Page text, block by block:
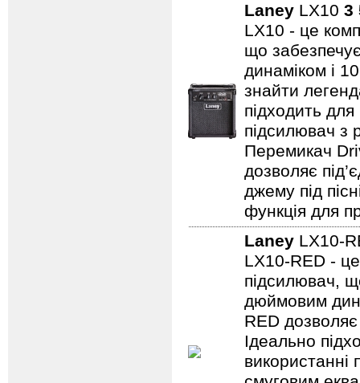
Laney LX10 3
LX10 - це
що
динаміком і
знайти
підходить
підсилювач з
Перемикач
дозволяє
джему під
функція для
Laney LX10-
LX10-RED -
підсилювач,
дюймовим
RED
Ідеально
використанні